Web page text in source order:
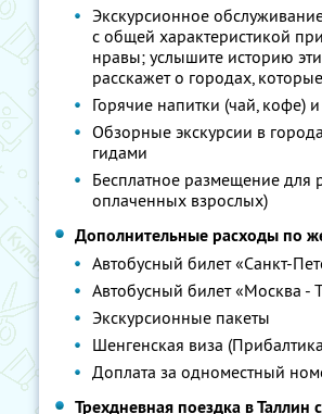
Экскурсионное
с общей характеристикой
нравы; услышите историю
расскажет о городах,
Горячие напитки (чай, кофе)
Обзорные экскурсии в
гидами
Бесплатное размещение для
оплаченных взрослых)
Дополнительные расходы по
Автобусный билет «Санкт-
Автобусный билет «Москва -
Экскурсионные пакеты
Шенгенская виза
Доплата за одноместный
Трехдневная поездка в Таллин